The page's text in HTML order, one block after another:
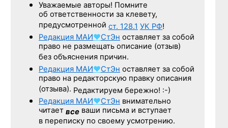
Уважаемые авторы! Помните
об ответственности за клевету,
предусмотренной ст. 128.1 УК РФ!
Редакция МАИ♥СтЭн оставляет за собой
право не размещать описание (отзыв)
без объяснения причин.
Редакция МАИ♥СтЭн оставляет за собой
право на редакторскую правку описания
(отзыва). Редактируем бережно! :-)
Редакция МАИ♥СтЭн внимательно
читает все ваши письма и вступает
в переписку по своему усмотрению.